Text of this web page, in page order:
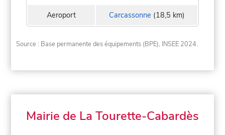
Aeroport Carcassonne (18,5 km)
Source : Base permanente des équipements (BPE), INSEE 2024.
Mairie de La Tourette-Cabardès